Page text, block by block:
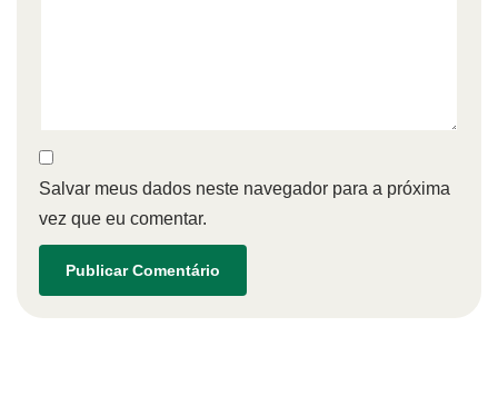
Salvar meus dados neste navegador para a próxima
vez que eu comentar.